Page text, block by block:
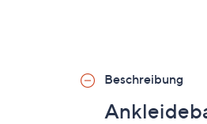
Beschreibung